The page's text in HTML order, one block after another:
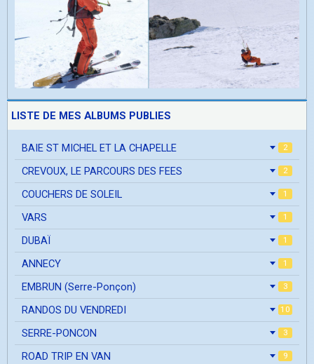
LISTE DE MES ALBUMS PUBLIES
BAIE ST MICHEL ET LA CHAPELLE 2
CREVOUX, LE PARCOURS DES FEES 2
COUCHERS DE SOLEIL 1
VARS 1
DUBAÏ 1
ANNECY 1
EMBRUN (Serre-Ponçon) 3
RANDOS DU VENDREDI 10
SERRE-PONCON 3
ROAD TRIP EN VAN 9